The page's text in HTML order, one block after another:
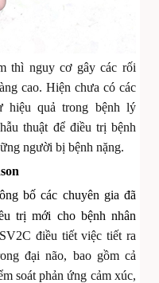
thì nguy cơ gây các rối
cao. Hiện chưa có các
hiệu quả trong bệnh lý
thuật để điều trị bệnh
người bị bệnh nặng.
bố các chuyên gia đã
trị mới cho bệnh nhân
điều tiết việc tiết ra
đại não, bao gồm cả
soát phản ứng cảm xúc,